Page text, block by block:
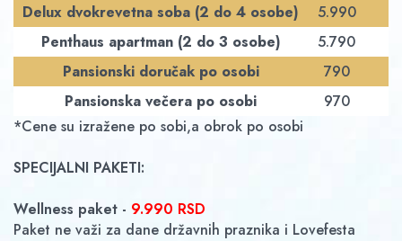
Delux dvokrevetna soba (2 do 4 osobe)
5.990
Penthaus apartman (2 do 3 osobe)
5.790
Pansionski doručak po osobi
790
Pansionska večera po osobi
970
*Cene su izražene po sobi,a obrok po osobi
SPECIJALNI PAKETI:
Wellness paket - 9.990 RSD
Paket ne važi za dane državnih praznika i Lovefesta